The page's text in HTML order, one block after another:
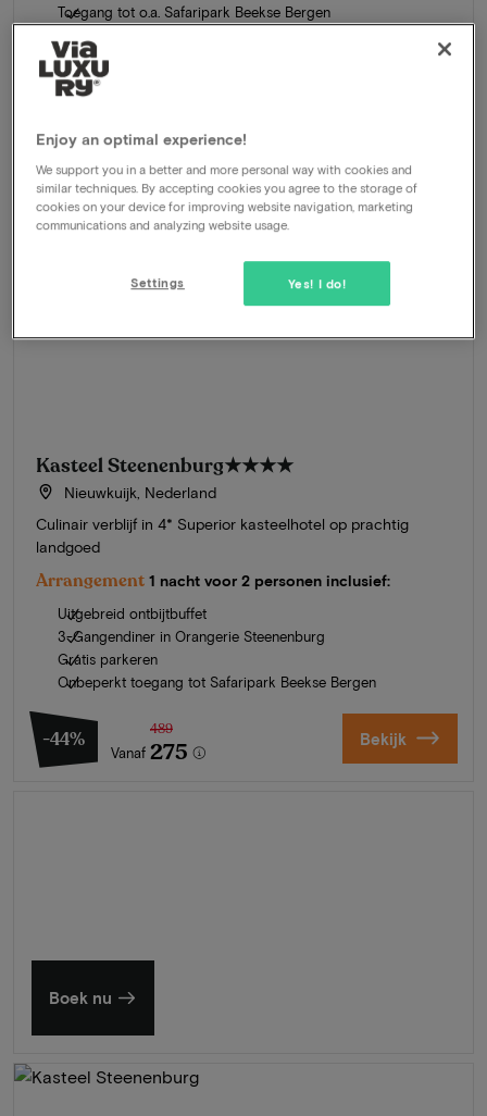
Toegang tot o.a. Safaripark Beekse Bergen
-54%
Kasteel Steenenburg★★★★
Nieuwkuijk, Nederland
Culinair verblijf in 4* Superior kasteelhotel op prachtig
landgoed
Arrangement 1 nacht voor 2 personen inclusief:
Uitgebreid ontbijtbuffet
3-Gangendiner in Orangerie Steenenburg
Gratis parkeren
Onbeperkt toegang tot Safaripark Beekse Bergen
-44%
Vanaf
489
275 Bekijk
Boek nu
Enjoy an optimal experience!
We support you in a better and more personal way with cookies and
similar techniques. By accepting cookies you agree to the storage of
cookies on your device for improving website navigation, marketing
communications and analyzing website usage.
Yes! I do!
Settings